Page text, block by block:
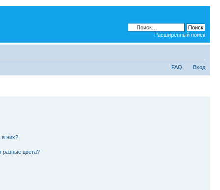
Расширенный поиск
FAQ Вход
в них?
разные цвета?